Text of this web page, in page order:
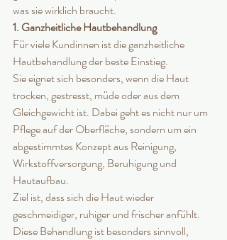
was sie wirklich braucht.
1. Ganzheitliche Hautbehandlung
Für viele Kundinnen ist die ganzheitliche
Hautbehandlung der beste Einstieg.
Sie eignet sich besonders, wenn die Haut
trocken, gestresst, müde oder aus dem
Gleichgewicht ist. Dabei geht es nicht nur um
Pflege auf der Oberfläche, sondern um ein
abgestimmtes Konzept aus Reinigung,
Wirkstoffversorgung, Beruhigung und
Hautaufbau.
Ziel ist, dass sich die Haut wieder
geschmeidiger, ruhiger und frischer anfühlt.
Diese Behandlung ist besonders sinnvoll,